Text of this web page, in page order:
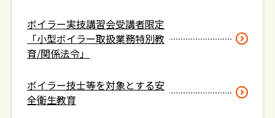
ボイラー実技講習会受講者限定
「小型ボイラー取扱業務特別教
育/関係法令」
ボイラー技士等を対象とする安
全衛生教育